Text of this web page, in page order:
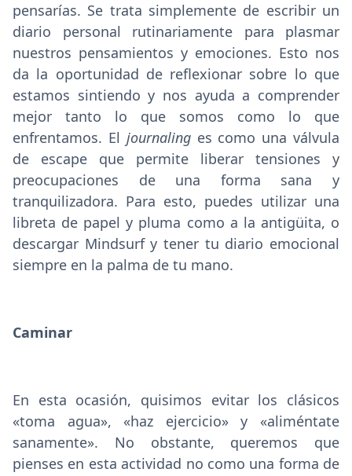
pensarías. Se trata simplemente de escribir un
diario personal rutinariamente para plasmar
nuestros pensamientos y emociones. Esto nos
da la oportunidad de reflexionar sobre lo que
estamos sintiendo y nos ayuda a comprender
mejor tanto lo que somos como lo que
enfrentamos. El journaling es como una válvula
de escape que permite liberar tensiones y
preocupaciones de una forma sana y
tranquilizadora. Para esto, puedes utilizar una
libreta de papel y pluma como a la antigüita, o
descargar Mindsurf y tener tu diario emocional
siempre en la palma de tu mano.
Caminar
En esta ocasión, quisimos evitar los clásicos
«toma agua», «haz ejercicio» y «aliméntate
sanamente». No obstante, queremos que
pienses en esta actividad no como una forma de